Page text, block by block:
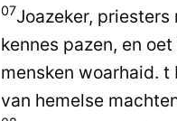
07Joazeker,
kennes pazen, en
mensken woarhaid. t
van hemelse